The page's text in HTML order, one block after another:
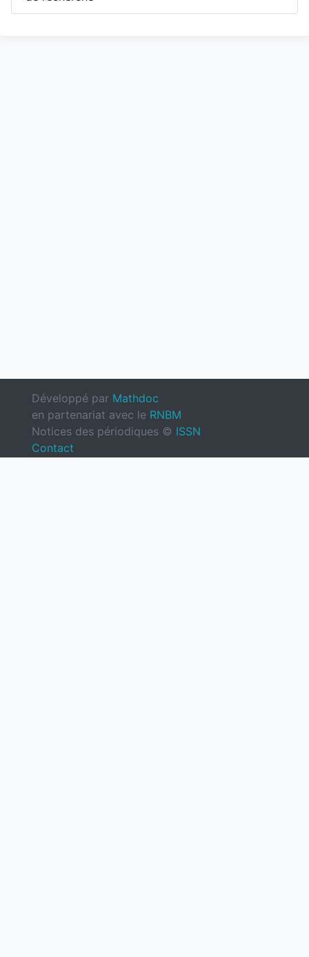
Développé par Mathdoc
en partenariat avec le RNBM
Notices des périodiques © ISSN
Contact